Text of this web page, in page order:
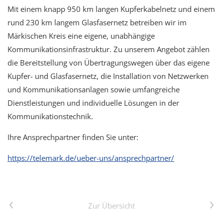
Mit einem knapp 950 km langen Kupferkabelnetz und einem
rund 230 km langem Glasfasernetz betreiben wir im
Märkischen Kreis eine eigene, unabhängige
Kommunikationsinfrastruktur. Zu unserem Angebot zählen
die Bereitstellung von Übertragungswegen über das eigene
Kupfer- und Glasfasernetz, die Installation von Netzwerken
und Kommunikationsanlagen sowie umfangreiche
Dienstleistungen und individuelle Lösungen in der
Kommunikationstechnik.
Ihre Ansprechpartner finden Sie unter:
https://telemark.de/ueber-uns/ansprechpartner/
Vorheriger Artikel Zur Übersicht Nächster Artikel